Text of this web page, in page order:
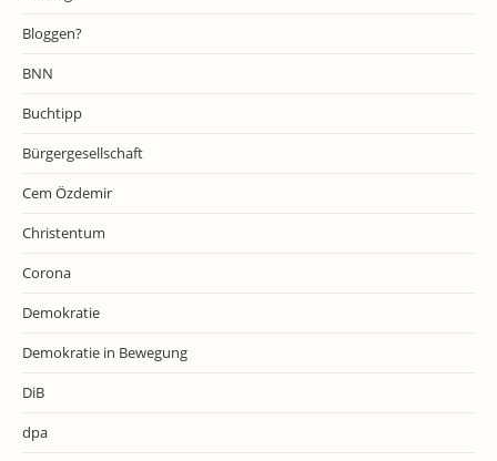
Bloggen?
BNN
Buchtipp
Bürgergesellschaft
Cem Özdemir
Christentum
Corona
Demokratie
Demokratie in Bewegung
DiB
dpa